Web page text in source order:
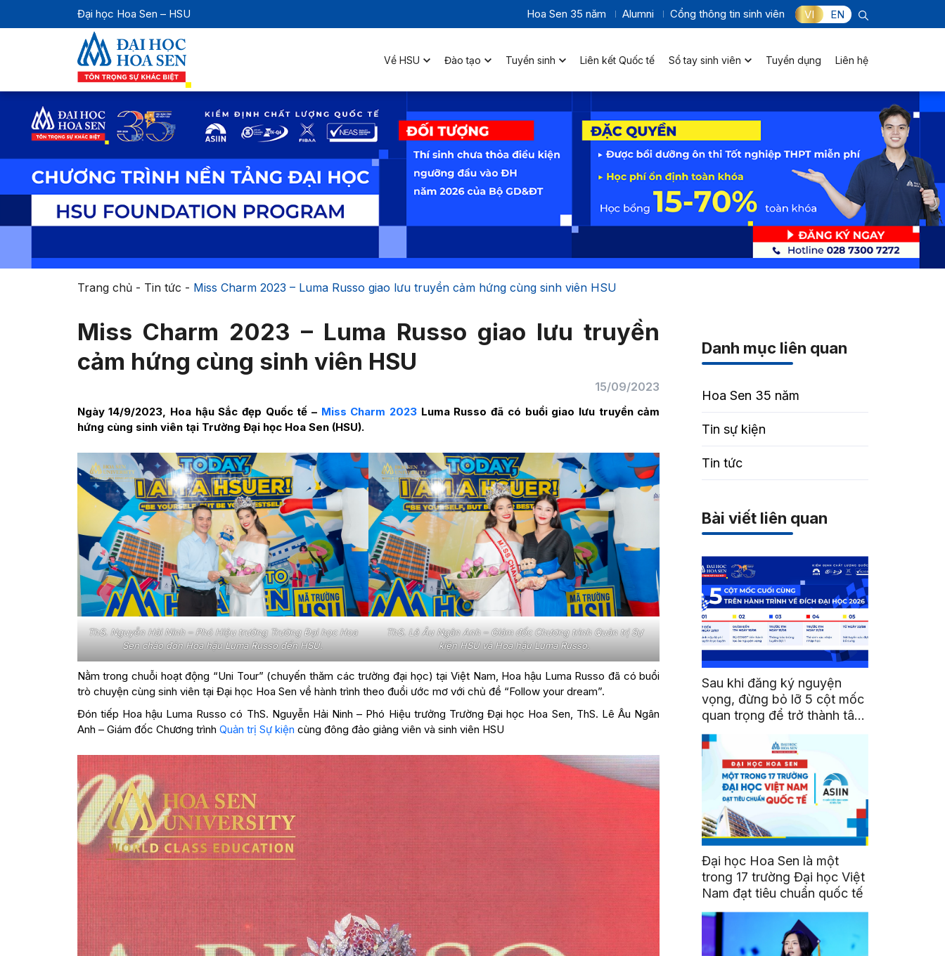
Đại học Hoa Sen – HSU Hoa Sen 35 năm Alumni Cổng thông tin sinh viên VI EN
Về HSU Đào tạo Tuyển sinh Liên kết Quốc tế Sổ tay sinh viên Tuyển dụng Liên hệ
Trang chủ- Tin tức - Miss Charm 2023 – Luma Russo giao lưu truyền cảm hứng cùng sinh viên HSU
Miss Charm 2023 – Luma Russo giao lưu truyền
cảm hứng cùng sinh viên HSU
15/09/2023
Ngày 14/9/2023, Hoa hậu Sắc đẹp Quốc tế – Miss Charm 2023 Luma Russo đã có buổi giao lưu truyền cảm
hứng cùng sinh viên tại Trường Đại học Hoa Sen (HSU).
ThS. Nguyễn Hải Ninh – Phó Hiệu trưởng Trường Đại học Hoa
Sen chào đón Hoa hậu Luma Russo đến HSU.
ThS. Lê Âu Ngân Anh – Giám đốc Chương trình Quản trị Sự
kiện HSU và Hoa hậu Luma Russo.
Nằm trong chuỗi hoạt động “Uni Tour” (chuyến thăm các trường đại học) tại Việt Nam, Hoa hậu Luma Russo đã có buổi
trò chuyện cùng sinh viên tại Đại học Hoa Sen về hành trình theo đuổi ước mơ với chủ đề “Follow your dream”.
Đón tiếp Hoa hậu Luma Russo có ThS. Nguyễn Hải Ninh – Phó Hiệu trưởng Trường Đại học Hoa Sen, ThS. Lê Âu Ngân
Anh – Giám đốc Chương trình Quản trị Sự kiện cùng đông đảo giảng viên và sinh viên HSU
Danh mục liên quan
Hoa Sen 35 năm
Tin sự kiện
Tin tức
Bài viết liên quan
Sau khi đăng ký nguyện
vọng, đừng bỏ lỡ 5 cột mốc
quan trọng để trở thành tân
sinh viên HSU
Đại học Hoa Sen là một
trong 17 trường Đại học Việt
Nam đạt tiêu chuẩn quốc tế